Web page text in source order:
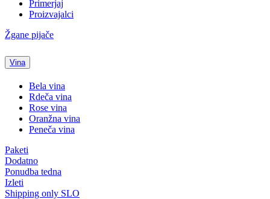
Primerjaj
Proizvajalci
Žgane pijače
Vina
Bela vina
Rdeča vina
Rose vina
Oranžna vina
Peneča vina
Paketi
Dodatno
Ponudba tedna
Izleti
Shipping only SLO